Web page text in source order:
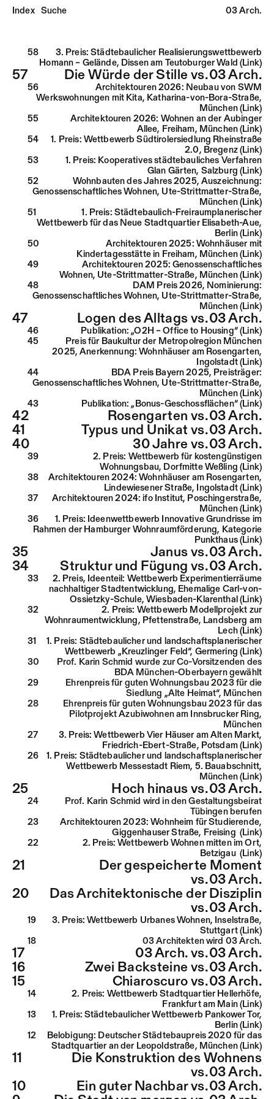
03 Arch.
Index Suche
58
3. Preis: Städtebaulicher Realisierungswettbewerb
Homann – Gelände, Dissen am Teutoburger Wald (Link)
57 Die Würde der Stille vs.03 Arch.
56
Architektouren 2026: Neubau von SWM
Werkswohnungen mit Kita, Katharina-von-Bora-Straße,
München (Link)
55
Architektouren 2026: Wohnen an der Aubinger
Allee, Freiham, München (Link)
54
1. Preis: Wettbewerb Südtirolersiedlung Rheinstraße
2.0, Bregenz (Link)
53
1. Preis: Kooperatives städtebauliches Verfahren
Glan Gärten, Salzburg (Link)
52
Wohnbauten des Jahres 2025, Auszeichnung:
Genossenschaftliches Wohnen, Ute-Strittmatter-Straße,
München (Link)
51
1. Preis: Städtebaulich-Freiraumplanerischer
Wettbewerb für das Neue Stadtquartier Elisabeth-Aue,
Berlin (Link)
50
Architektouren 2025: Wohnhäuser mit
Kindertagesstätte in Freiham, München (Link)
49
Architektouren 2025: Genossenschaftliches
Wohnen, Ute-Strittmatter-Straße, München (Link)
48
DAM Preis 2026, Nominierung:
Genossenschaftliches Wohnen, Ute-Strittmatter-Straße,
München (Link)
47 Logen des Alltags vs.03 Arch.
46
Publikation: „O2H – Office to Housing“ (Link)
45
Preis für Baukultur der Metropolregion München
2025, Anerkennung: Wohnhäuser am Rosengarten,
Ingolstadt (Link)
44
BDA Preis Bayern 2025, Preisträger:
Genossenschaftliches Wohnen, Ute-Strittmatter-Straße,
München (Link)
43
Publikation: „Bonus-Geschossflächen“ (Link)
42 Rosengarten vs.03 Arch.
41
Typus und Unikat vs.03 Arch.
40
30 Jahre vs.03 Arch.
39
2. Preis: Wettbewerb für kostengünstigen
Wohnungsbau, Dorfmitte Weßling (Link)
38
Architektouren 2024: Wohnhäuser am Rosengarten,
Lindewiesener Straße, Ingolstadt (Link)
37
Architektouren 2024: ifo Institut, Poschingerstraße,
München (Link)
36
1. Preis: Ideenwettbewerb Innovative Grundrisse im
Rahmen der Hamburger Wohnraumförderung, Kategorie
Punkthaus (Link)
35 Janus vs.03 Arch.
34
Struktur und Fügung vs.03 Arch.
33
2. Preis, Ideenteil: Wettbewerb Experimentierräume
nachhaltiger Stadtentwicklung, Ehemalige Carl-von-
Ossietzky-Schule, Wiesbaden-Klarenthal (Link)
32
2. Preis: Wettbewerb Modellprojekt zur
Wohnraumentwicklung, Pfettenstraße, Landsberg am
Lech (Link)
31
1. Preis: Städtebaulicher und landschaftsplanerischer
Wettbewerb „Kreuzlinger Feld“, Germering (Link)
30
Prof. Karin Schmid wurde zur Co-Vorsitzenden des
BDA München-Oberbayern gewählt
29
Ehrenpreis für guten Wohnungsbau 2023 für die
Siedlung „Alte Heimat“, München
28
Ehrenpreis für guten Wohnungsbau 2023 für das
Pilotprojekt Azubiwohnen am Innsbrucker Ring,
München
27
3. Preis: Wettbewerb Vier Häuser am Alten Markt,
Friedrich-Ebert-Straße, Potsdam (Link)
26
1. Preis: Städtebaulicher und landschaftsplanerischer
Wettbewerb Messestadt Riem, 5. Bauabschnitt,
München (Link)
25 Hoch hinaus vs.03 Arch.
24
Prof. Karin Schmid wird in den Gestaltungsbeirat
Tübingen berufen
23
Architektouren 2023: Wohnheim für Studierende,
Giggenhauser Straße, Freising (Link)
22
2. Preis: Wettbewerb Wohnen mitten im Ort,
Betzigau (Link)
21
Der gespeicherte Moment
vs.03 Arch.
20
Das Architektonische der Disziplin
vs.03 Arch.
19
3. Preis: Wettbewerb Urbanes Wohnen, Inselstraße,
Stuttgart (Link)
18
03 Architekten wird 03 Arch.
17 03 Arch. vs.03 Arch.
16
Zwei Backsteine vs.03 Arch.
15
Chiaroscuro vs.03 Arch.
14
2. Preis: Wettbewerb Stadtquartier Hellerhöfe,
Frankfurt am Main (Link)
13
1. Preis: Städtebaulicher Wettbewerb Pankower Tor,
Berlin (Link)
12
Belobigung: Deutscher Städtebaupreis 2020 für das
Stadtquartier an der Leopoldstraße, München (Link)
11
Die Konstruktion des Wohnens
vs.03 Arch.
10
Ein guter Nachbar vs.03 Arch.